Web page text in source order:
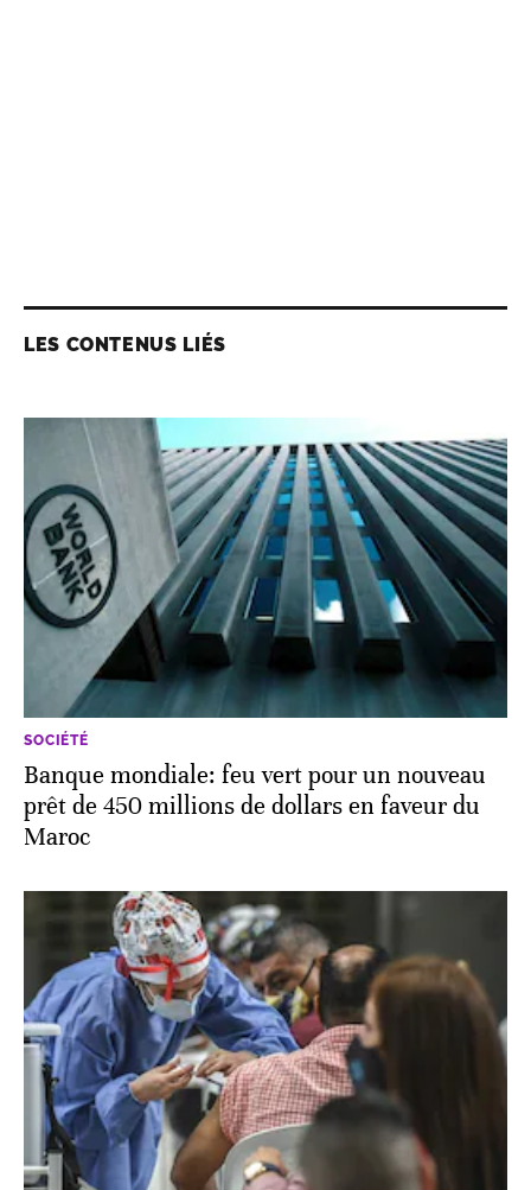
LES CONTENUS LIÉS
SOCIÉTÉ
Banque mondiale: feu vert pour un nouveau
prêt de 450 millions de dollars en faveur du
Maroc